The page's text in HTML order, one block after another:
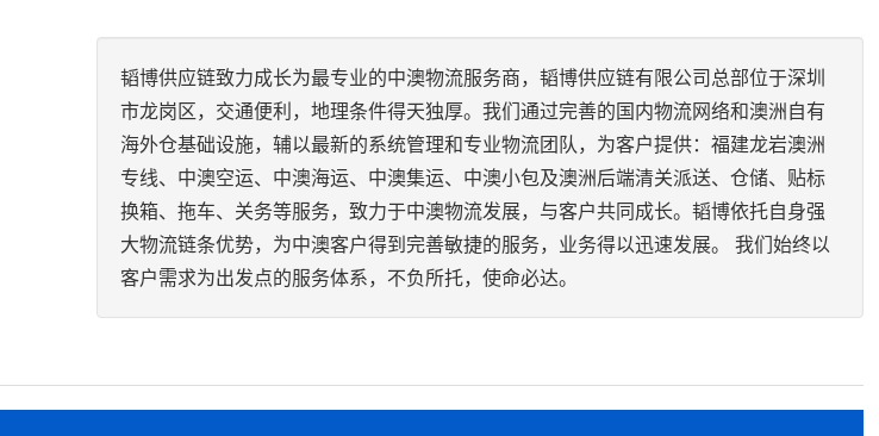
韬博供应链致力成长为最专业的中澳物流服务商，韬博供应链有限公司总部位于深圳
市龙岗区，交通便利，地理条件得天独厚。我们通过完善的国内物流网络和澳洲自有
海外仓基础设施，辅以最新的系统管理和专业物流团队，为客户提供：福建龙岩澳洲
专线、中澳空运、中澳海运、中澳集运、中澳小包及澳洲后端清关派送、仓储、贴标
换箱、拖车、关务等服务，致力于中澳物流发展，与客户共同成长。韬博依托自身强
大物流链条优势，为中澳客户得到完善敏捷的服务，业务得以迅速发展。 我们始终以
客户需求为出发点的服务体系，不负所托，使命必达。